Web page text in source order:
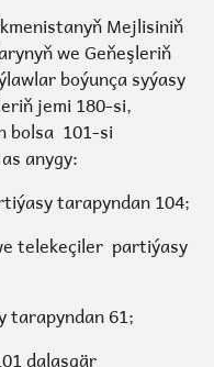
Mejlisiniň
we Geňeşleriň
boýunça syýasy
jemi 180-si,
bolsa 101-si
anygy:
tarapyndan 104;
telekeçiler partiýasy
tarapyndan 61;
dalaşgär